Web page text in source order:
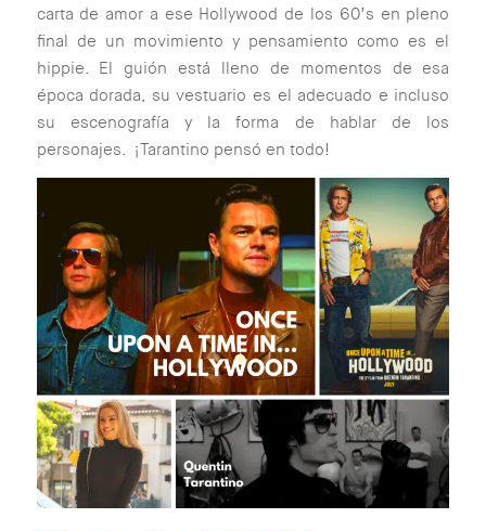
carta de amor a ese Hollywood de los 60’s en pleno
final de un movimiento y pensamiento como es el
hippie. El guión está lleno de momentos de esa
época dorada, su vestuario es el adecuado e incluso
su escenografía y la forma de hablar de los
personajes. ¡Tarantino pensó en todo!